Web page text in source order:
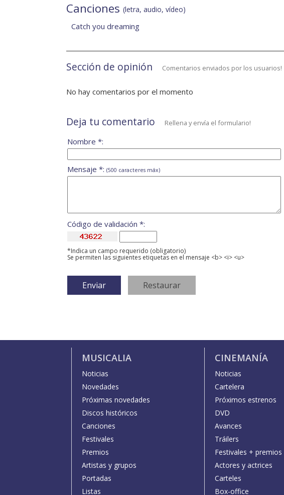
Canciones (letra, audio, vídeo)
Catch you dreaming
Sección de opinión Comentarios enviados por los usuarios!
No hay comentarios por el momento
Deja tu comentario Rellena y envía el formulario!
Nombre *:
Mensaje *: (500 caracteres máx)
Código de validación *:
*Indica un campo requerido (obligatorio)
Se permiten las siguientes etiquetas en el mensaje <b> <i> <u>
MUSICALIA
Noticias
Novedades
Próximas novedades
Discos históricos
Canciones
Festivales
Premios
Artistas y grupos
Portadas
Listas
CINEMANÍA
Noticias
Cartelera
Próximos estrenos
DVD
Avances
Tráilers
Festivales + premios
Actores y actrices
Carteles
Box-office